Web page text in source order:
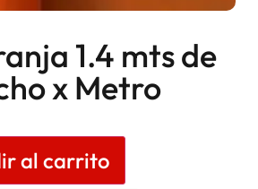
1.4 mts de
x Metro
al carrito